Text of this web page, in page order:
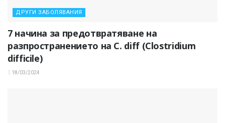
ДРУГИ ЗАБОЛЯВАНИЯ
7 начина за предотвратяване на
разпространението на C. diff (Clostridium
difficile)
18/03/2024